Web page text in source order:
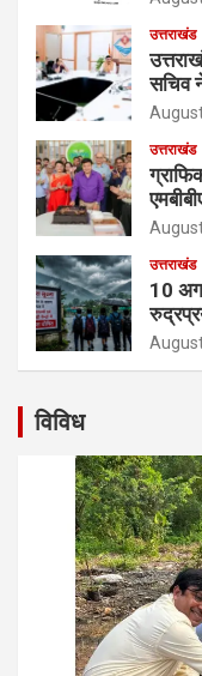
उत्तराखंड
सचिव
उत्तराखंड
उत्तराखंड
10
विविध